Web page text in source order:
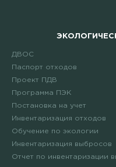
ДВОС
Паспорт отходов
Проект ПДВ
Программа ПЭК
Постановка на учет
Инвентаризация отходов
Обучение по экологии
Инвентаризация выбросов
Отчет по инвентаризации